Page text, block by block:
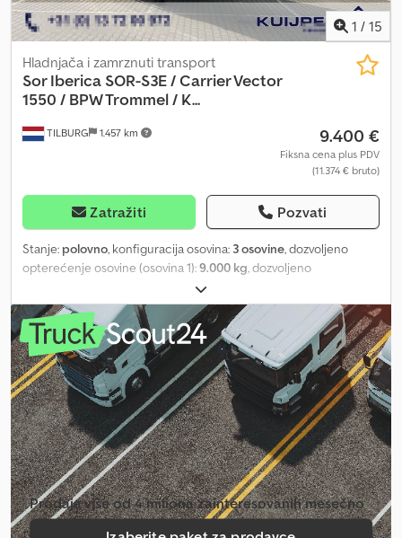
1 / 15
TILBURG 1.457 km
Hladnjača i zamrznuti transport
Sor Iberica SOR-S3E / Carrier Vector
1550 / BPW Trommel / K...
9.400 €
Fiksna cena plus PDV
(11.374 € bruto)
Zatražiti Pozvati
Stanje: polovno, konfiguracija osovina: 3 osovine, dozvoljeno
opterećenje osovine (osovina 1):9.000 kg, dozvoljeno
opterećenje osovine (osovina 2):9.000 kg
opterećenje osovine (osovina 3):9.000 kg, prva registracija:
07/2015
, dužina tovarnog prostora:13.410 mm
, širina utovarnog
prostora:2.480 mm, visina tovarnog prostora:2.640 mm
, ukupna
dužina:14.040 mm, ukupna širina: 2.600 mm, ukupna visina:4.000
mm, suspencija: vazduh , dimenzija gume: 385 / 55 / R22.5
međuosovinsko rastojanje:
8.860 mm, boja: narandžasta, Godina
proizvodnje:
2015 , Oprema:hidraulični zadnji podizač,
Konfiguracija osovina Dimenzije pneumatika: 385 / 55 / R22.5 Marka
osovina: BPW Crodezrtxhspfx Agyof Kočnice: Bubanj kočnice
Vešanje: Vazdušno vešanje Zadnja osovina 1: Podizna osovina;
Maks. dozvoljeno opterećenje osovine: 9000 kg; Šara pneumatika
levo: 40%; Šara pneumatika desno: 40% Zadnja osovina 2: Maks.
dozvoljeno opterećenje osovine: 9000 kg; Šara pneumatika levo:
Prodaja više od 4 miliona zainteresovanih mesečno